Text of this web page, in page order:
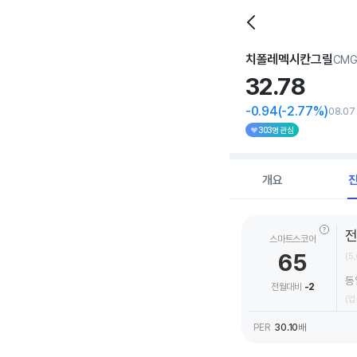
치폴레멕시칸그릴CMG
32.78
-0.94(-2.77%)08.07
303명 관심
개요
스마트스코어
65
전월대비 -2 동
(
PER 30.10배